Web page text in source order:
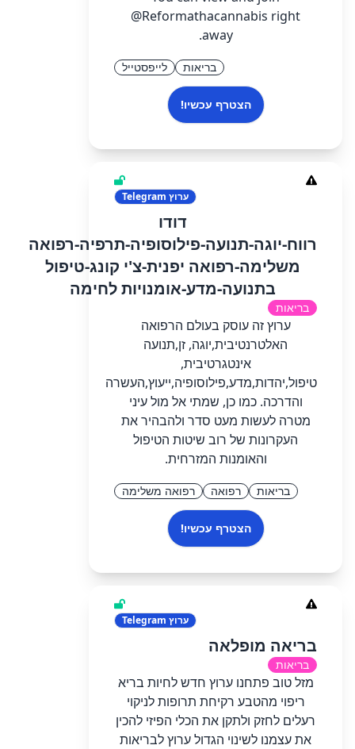
@Reformathacannabis right
away.
בריאות לייפסטייל
הצטרף עכשיו!
ערוץ
דודו
רווח-יוגה-תנועה-פילוסופיה-תרפיה-רפואה
משלימה-רפואה יפנית-צ'י קונג-טיפול
בתנועה-מדע-אומנויות לחימה
בריאות
ערוץ זה עוסק בעולם הרפואה
האלטרנטיבית,יוגה, זן,תנועה
אינטגרטיבית,
טיפול,יהדות,מדע,פילוסופיה,ייעוץ,העשרה
והדרכה. כמו כן, שמתי אל מול עיני
מטרה לעשות מעט סדר ולהבהיר את
העקרונות של רוב שיטות הטיפול
והאומנות המזרחית.
בריאות רפואה רפואה משלימה
הצטרף עכשיו!
ערוץ
בריאה מופלאה
בריאות
מזל טוב פתחנו ערוץ חדש לחיות בריא
ריפוי מהטבע רקיחת תרופות לניקוי
רעלים לחזק ולתקן את הכלי הפיזי להכין
את עצמנו לשינוי הגדול ערוץ לבריאות